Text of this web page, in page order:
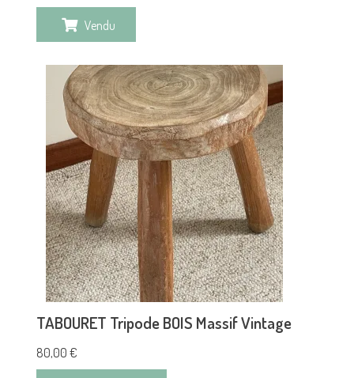
Vendu
TABOURET Tripode BOIS Massif Vintage
80,00 €